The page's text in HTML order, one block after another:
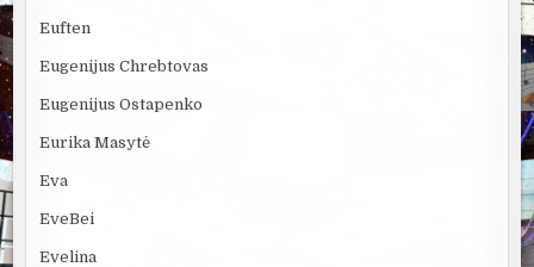
Euften
Eugenijus Chrebtovas
Eugenijus Ostapenko
Eurika Masytė
Eva
EveBei
Evelina